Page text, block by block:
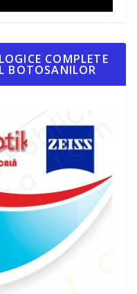
COMPLETE
BOTOSANILOR